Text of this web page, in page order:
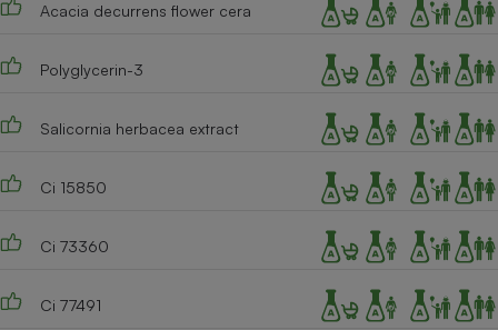
Acacia decurrens flower cera
Polyglycerin-3
Salicornia herbacea extract
Ci 15850
Ci 73360
Ci 77491